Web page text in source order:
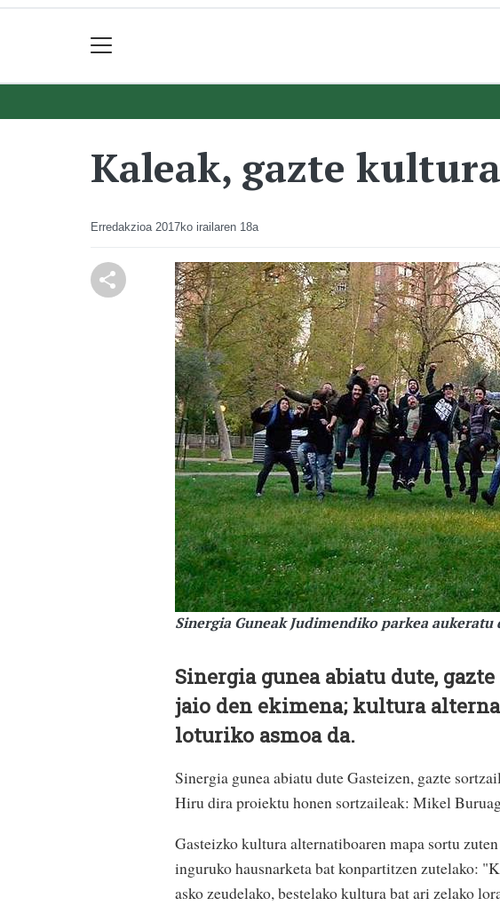
Kaleak, gazte
Erredakzioa 2017ko irailaren 18a
Sinergia Guneak Judimendiko parkea aukeratu
Sinergia gunea abiatu dute,
jaio den ekimena; kultura
loturiko asmoa da.
Sinergia gunea abiatu dute Gasteizen, gazte
Hiru dira proiektu honen sortzaileak: Mikel
Gasteizko kultura alternatiboaren mapa sortu
inguruko hausnarketa bat konpartitzen zutelako:
asko zeudelako, bestelako kultura bat ari zelako